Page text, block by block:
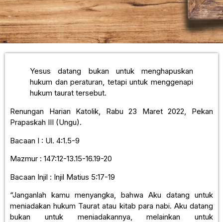
Yesus datang bukan untuk menghapuskan
hukum dan peraturan, tetapi untuk menggenapi
hukum taurat tersebut.
Renungan Harian Katolik, Rabu 23 Maret 2022, Pekan
Prapaskah III (Ungu).
Bacaan I : Ul. 4:1.5-9
Mazmur : 147:12-13.15-16.19-20
Bacaan Injil : Injil Matius 5:17-19
“Janganlah kamu menyangka, bahwa Aku datang untuk
meniadakan hukum Taurat atau kitab para nabi. Aku datang
bukan untuk meniadakannya, melainkan untuk